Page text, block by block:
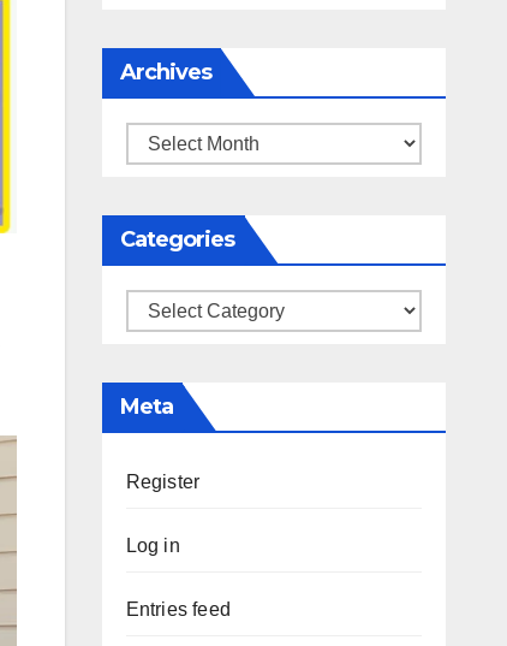
Archives
Archives
Categories
Categories
Meta
Register
Log in
Entries feed